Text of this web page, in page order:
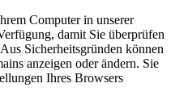
Computer in unserer
damit Sie überprüfen
Sicherheitsgründen können
anzeigen oder ändern. Sie
Ihres Browsers